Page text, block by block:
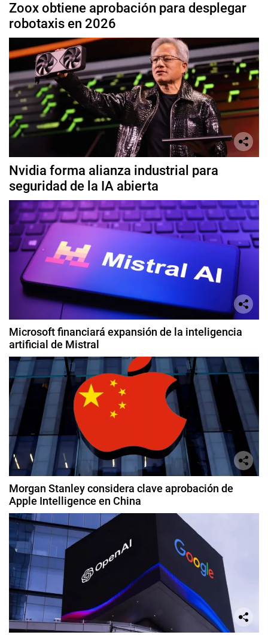
Zoox obtiene aprobación para desplegar
robotaxis en 2026
Nvidia forma alianza industrial para
seguridad de la IA abierta
Microsoft financiará expansión de la inteligencia
artificial de Mistral
Morgan Stanley considera clave aprobación de
Apple Intelligence en China